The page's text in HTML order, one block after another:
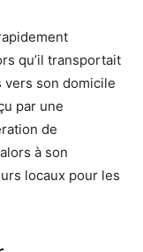
qu’il transportait
son domicile
par une
de
à son
locaux pour les